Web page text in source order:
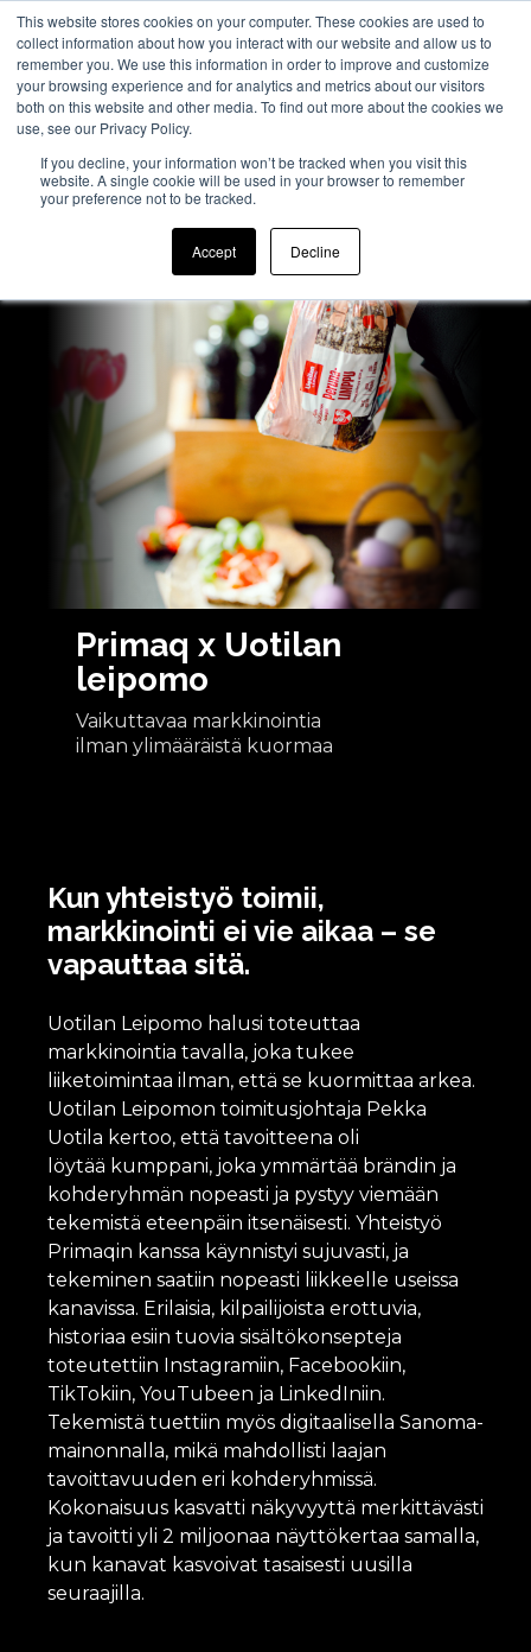
This website stores cookies on your computer. These cookies are used to
collect information about how you interact with our website and allow us to
remember you. We use this information in order to improve and customize
your browsing experience and for analytics and metrics about our visitors
both on this website and other media. To find out more about the cookies we
use, see our Privacy Policy.
If you decline, your information won’t be tracked when you visit this
website. A single cookie will be used in your browser to remember
your preference not to be tracked.
Accept Decline
Primaq x Uotilan
leipomo
Vaikuttavaa markkinointia
ilman ylimääräistä kuormaa
Kun yhteistyö toimii,
markkinointi ei vie aikaa – se
vapauttaa sitä.
Uotilan Leipomo halusi toteuttaa
markkinointia tavalla, joka tukee
liiketoimintaa ilman, että se kuormittaa arkea.
Uotilan Leipomon toimitusjohtaja Pekka
Uotila kertoo, että tavoitteena oli
löytää kumppani, joka ymmärtää brändin ja
kohderyhmän nopeasti ja pystyy viemään
tekemistä eteenpäin itsenäisesti. Yhteistyö
Primaqin kanssa käynnistyi sujuvasti, ja
tekeminen saatiin nopeasti liikkeelle useissa
kanavissa. Erilaisia, kilpailijoista erottuvia,
historiaa esiin tuovia sisältökonsepteja
toteutettiin Instagramiin, Facebookiin,
TikTokiin, YouTubeen ja LinkedIniin.
Tekemistä tuettiin myös digitaalisella Sanoma-
mainonnalla, mikä mahdollisti laajan
tavoittavuuden eri kohderyhmissä.
Kokonaisuus kasvatti näkyvyyttä merkittävästi
ja tavoitti yli 2 miljoonaa näyttökertaa samalla,
kun kanavat kasvoivat tasaisesti uusilla
seuraajilla.